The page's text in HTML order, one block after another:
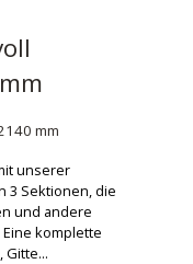
mm
unserer
3 Sektionen, die
und andere
komplette
Gitte...